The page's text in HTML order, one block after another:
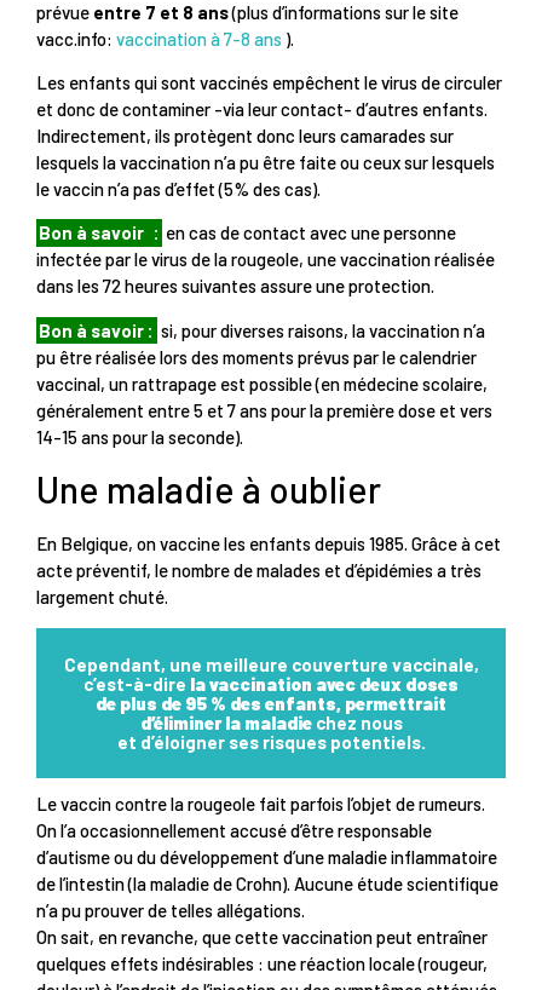
prévue entre 7 et 8 ans(plus d’informations sur le site
vacc.info: vaccination à 7-8 ans ).
Les enfants qui sont vaccinés empêchent le virus de circuler
et donc de contaminer -via leur contact- d’autres enfants.
Indirectement, ils protègent donc leurs camarades sur
lesquels la vaccination n’a pu être faite ou ceux sur lesquels
le vaccin n’a pas d’effet (5% des cas).
Bon à savoir : en cas de contact avec une personne
infectée par le virus de la rougeole, une vaccination réalisée
dans les 72 heures suivantes assure une protection.
Bon à savoir : si, pour diverses raisons, la vaccination n’a
pu être réalisée lors des moments prévus par le calendrier
vaccinal, un rattrapage est possible (en médecine scolaire,
généralement entre 5 et 7 ans pour la première dose et vers
14-15 ans pour la seconde).
Une maladie à oublier
En Belgique, on vaccine les enfants depuis 1985. Grâce à cet
acte préventif, le nombre de malades et d’épidémies a très
largement chuté.
Cependant, une meilleure couverture vaccinale,
c’est-à-dire la vaccination avec deux doses
de plus de 95 % des enfants, permettrait
d’éliminer la maladiechez nous
et d’éloigner ses risques potentiels.
Le vaccin contre la rougeole fait parfois l’objet de rumeurs.
On l’a occasionnellement accusé d’être responsable
d’autisme ou du développement d’une maladie inflammatoire
de l’intestin (la maladie de Crohn). Aucune étude scientifique
n’a pu prouver de telles allégations.
On sait, en revanche, que cette vaccination peut entraîner
quelques effets indésirables : une réaction locale (rougeur,